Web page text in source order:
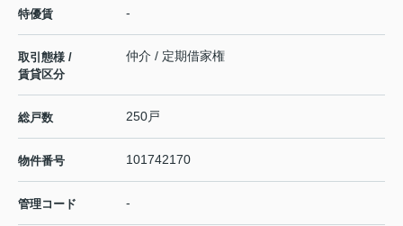
特優賃 -
取引態様 /
賃貸区分
仲介 / 定期借家権
総戸数 250戸
物件番号 101742170
管理コード -